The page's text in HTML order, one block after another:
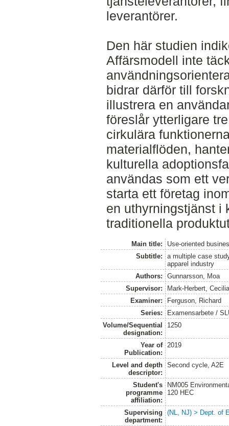
leverantörer.
Den här studien
Affärsmodell inte
bidrar därför till
illustrera en
föreslår ytterligare
cirkulära
materialflöden,
kulturella
användas som ett
starta ett företag
en uthyrningstjänst i
traditionella
Main title:
Use-oriented
Subtitle:
a multiple case
apparel industry
Authors:
Gunnarsson, Moa
Supervisor:
Mark-Herbert,
Examiner:
Ferguson, Richard
Series:
Examensarbete /
Volume/Sequential
designation:
1250
Year of
Publication:
2019
Level and depth
descriptor:
Second cycle, A2E
Student's
programme
affiliation:
NM005
120 HEC
Supervising
department:
(NL, NJ) > Dept. of